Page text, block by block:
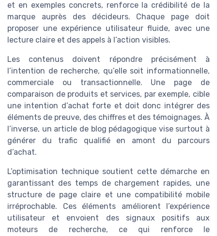
et en exemples concrets, renforce la crédibilité de la
marque auprès des décideurs. Chaque page doit
proposer une expérience utilisateur fluide, avec une
lecture claire et des appels à l’action visibles.
Les contenus doivent répondre précisément à
l’intention de recherche, qu’elle soit informationnelle,
commerciale ou transactionnelle. Une page de
comparaison de produits et services, par exemple, cible
une intention d’achat forte et doit donc intégrer des
éléments de preuve, des chiffres et des témoignages. À
l’inverse, un article de blog pédagogique vise surtout à
générer du trafic qualifié en amont du parcours
d’achat.
L’optimisation technique soutient cette démarche en
garantissant des temps de chargement rapides, une
structure de page claire et une compatibilité mobile
irréprochable. Ces éléments améliorent l’expérience
utilisateur et envoient des signaux positifs aux
moteurs de recherche, ce qui renforce le